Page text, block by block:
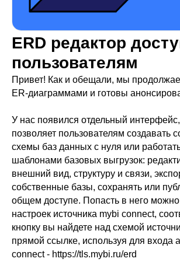
ERD редактор
пользователям
Привет! Как и обещали, мы
ER-диаграммами и готовы
У нас появился отдельный
позволяет пользователям создавать
схемы баз данных с нуля или
шаблонами базовых выгрузок:
внешний вид, структуру и связи,
собственные базы, сохранять или
общем доступе. Попасть в него можно
настроек источника mybi connect,
кнопку вы найдете над схемой
прямой ссылке, используя для входа
connect - https://tls.mybi.ru/erd